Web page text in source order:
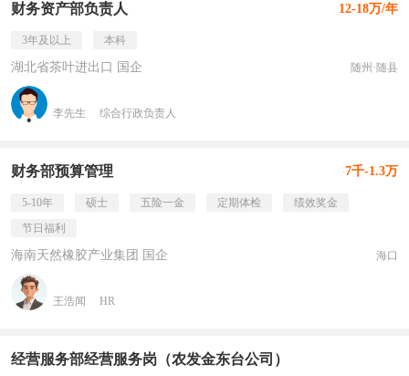
财务资产部负责人 12-18万/年
3年及以上 本科
湖北省茶叶进出口 国企 随州·随县
李先生 综合行政负责人
财务部预算管理 7千-1.3万
5-10年 硕士 五险一金 定期体检
绩效奖金
节日福利
海南天然橡胶产业集团 国企 海口
王浩闻 HR
经营服务部经营服务岗（农发金东台公司）